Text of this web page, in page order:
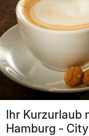
Ihr Kurzurlaub
Hamburg -